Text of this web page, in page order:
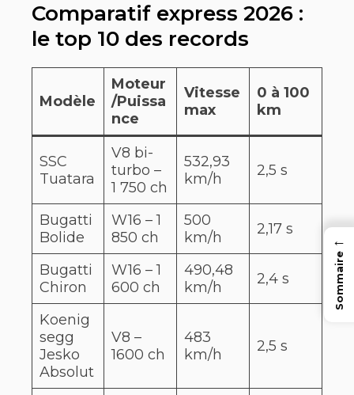
Comparatif express 2026 :
le top 10 des records
Modèle
Moteur
/Puissa
nce
Vitesse
max
0 à 100
km
SSC
Tuatara
V8 bi-
turbo –
1 750 ch
532,93
km/h
2,5 s
Bugatti
Bolide
W16 – 1
850 ch
500
km/h
2,17 s
Bugatti
Chiron
W16 – 1
600 ch
490,48
km/h
2,4 s
Koenig
segg
Jesko
Absolut
V8 –
1600 ch
483
km/h
2,5 s
←
Sommaire